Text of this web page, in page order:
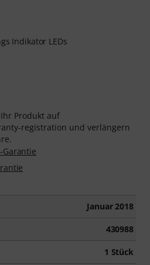
Indikator LEDs
Produkt auf
registration und verlängern
Garantie
Januar 2018
430988
1 Stück